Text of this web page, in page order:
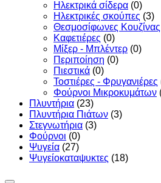
Ηλεκτρικά σίδερα (0)
Ηλεκτρικές σκούπες (3)
Θεσμοσίφωνες Κουζίνας
Καφετιέρες (0)
Μίξερ - Μπλέντερ (0)
Περιποίηση (0)
Πιεστικά (0)
Τοστιέρες - Φρυγανιέρες
Φούρνοι Μικροκυμάτων
Πλυντήρια (23)
Πλυντήρια Πιάτων (3)
Στεγνωτήρια (3)
Φούρνοι (0)
Ψυγεία (27)
Ψυγείοκαταψυκτες (18)